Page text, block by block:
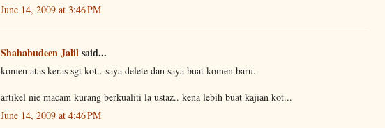
June 14, 2009 at 3:46 PM
Shahabudeen Jalilsaid...
komen atas keras sgt kot.. saya delete dan saya buat komen baru..
artikel nie macam kurang berkualiti la ustaz.. kena lebih buat kajian kot...
June 14, 2009 at 4:46 PM